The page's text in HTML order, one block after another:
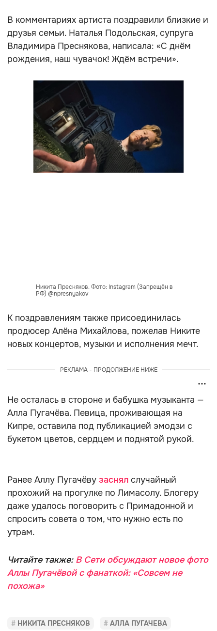
В комментариях артиста поздравили близкие и
друзья семьи. Наталья Подольская, супруга
Владимира Преснякова, написала: «С днём
рождения, наш чувачок! Ждём встречи».
Никита Пресняков. Фото: Instagram (Запрещён в
РФ) @npresnyakov
К поздравлениям также присоединилась
продюсер Алёна Михайлова, пожелав Никите
новых концертов, музыки и исполнения мечт.
РЕКЛАМА - ПРОДОЛЖЕНИЕ НИЖЕ
Не осталась в стороне и бабушка музыканта —
Алла Пугачёва. Певица, проживающая на
Кипре, оставила под публикацией эмодзи с
букетом цветов, сердцем и поднятой рукой.
Ранее Аллу Пугачёву заснял случайный
прохожий на прогулке по Лимасолу. Блогеру
даже удалось поговорить с Примадонной и
спросить совета о том, что нужно есть по
утрам.
Читайте также: В Сети обсуждают новое фото
Аллы Пугачёвой с фанаткой: «Совсем не
похожа»
НИКИТА ПРЕСНЯКОВ АЛЛА ПУГАЧЕВА